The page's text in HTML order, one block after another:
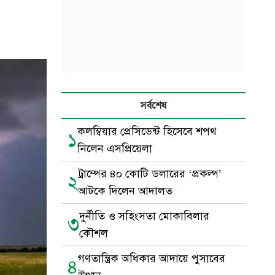
সর্বশেষ
১কলম্বিয়ার প্রেসিডেন্ট হিসেবে শপথ
নিলেন এসপ্রিয়েলা
২ট্রাম্পের ৪০ কোটি ডলারের ‘প্রকল্প’
আটকে দিলেন আদালত
৩দুর্নীতি ও সহিংসতা মোকাবিলার
কৌশল
৪গণতান্ত্রিক অধিকার আদায়ে পুসাবের